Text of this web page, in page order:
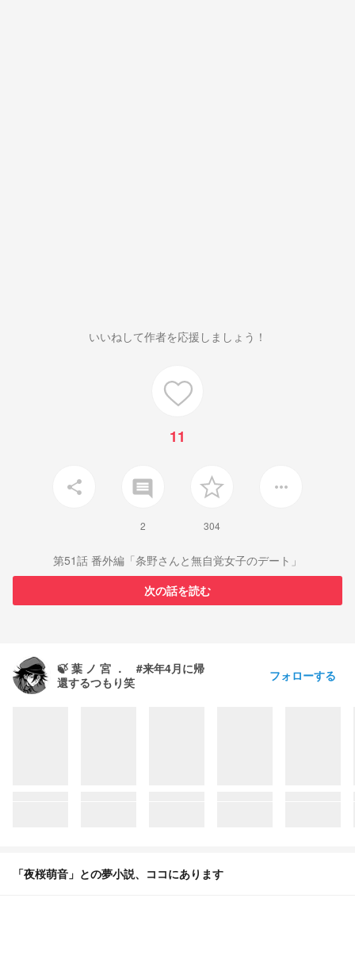
いいねして作者を応援しましょう！
11
share insert_comment
2 304
more_horiz
第51話 番外編「条野さんと無自覚女子のデート」
次の話を読む
🍃 葉 ノ 宮 ． #来年4月に帰
還するつもり笑
フォローする
「夜桜萌音」との夢小説、ココにあります